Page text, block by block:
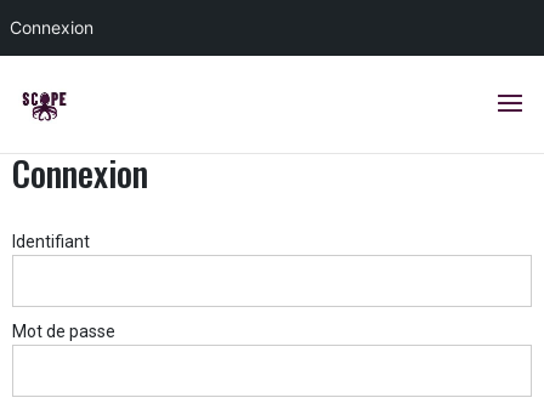
Connexion
Connexion
Identifiant
Mot de passe